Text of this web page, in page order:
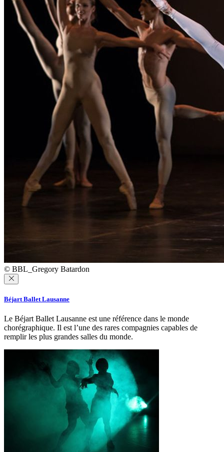
© BBL_Gregory Batardon
Béjart Ballet Lausanne
Le Béjart Ballet Lausanne est une référence dans le monde
chorégraphique. Il est l’une des rares compagnies capables de
remplir les plus grandes salles du monde.